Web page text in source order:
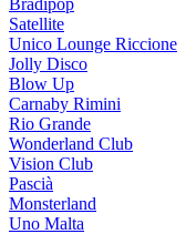
Bradipop
Satellite
Unico Lounge Riccione
Jolly Disco
Blow Up
Carnaby Rimini
Rio Grande
Wonderland Club
Vision Club
Pascià
Monsterland
Uno Malta